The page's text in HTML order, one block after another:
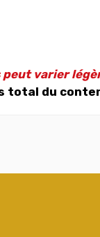
varier
total du